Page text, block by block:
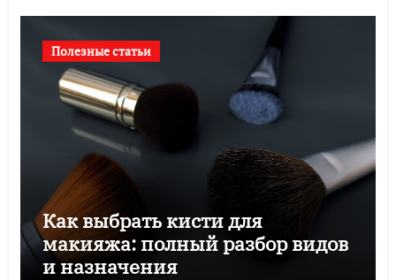
Полезные статьи
Как выбрать кисти для
макияжа: полный разбор видов
и назначения